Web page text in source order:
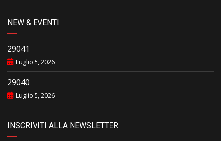
NEW & EVENTI
29041
Luglio 5, 2026
29040
Luglio 5, 2026
INSCRIVITI ALLA NEWSLETTER